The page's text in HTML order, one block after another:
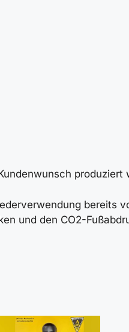
produziert
bereits
und den CO2-